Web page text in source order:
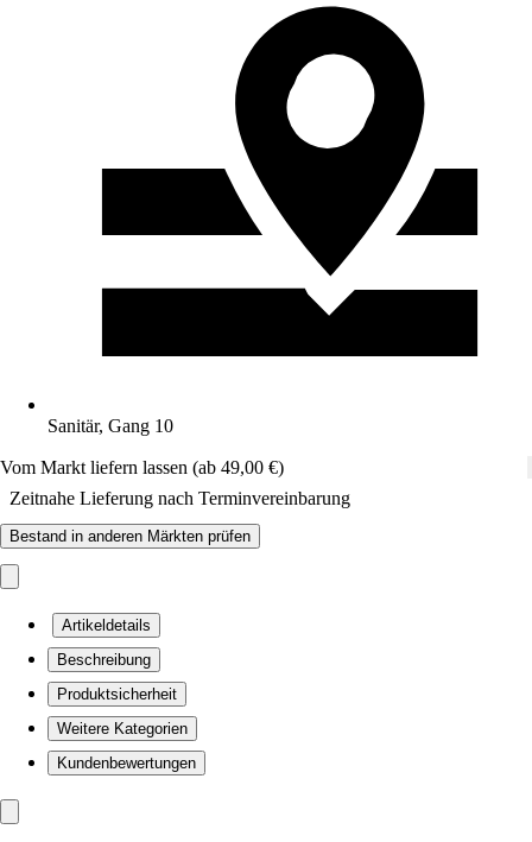
Sanitär, Gang 10
Vom Markt liefern lassen (ab 49,00 €)
Zeitnahe Lieferung nach Terminvereinbarung
Bestand in anderen Märkten prüfen
Artikeldetails
Beschreibung
Produktsicherheit
Weitere Kategorien
Kundenbewertungen